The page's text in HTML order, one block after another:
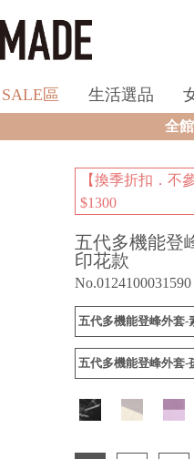
SALE區 生活選品
全館滿$990即享免運🛒現貨
【換季折扣．不
$1300
五代多機能登
印花款
No.0124100031590
五代多機能登峰外套-
五代多機能登峰外套-